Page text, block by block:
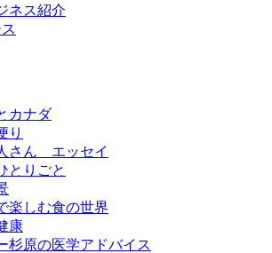
ネス紹介
カナダ
り
さん エッセイ
とりごと
楽しむ食の世界
康
杉原の医学アドバイス